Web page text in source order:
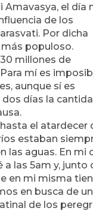
Amavasya, el día
de los
Por dicha
populoso.
millones de
mí es
aunque sí es
días la
el atardecer
estaban
las aguas. En mi
las 5am y, junto
en mi misma
en busca de un
de los